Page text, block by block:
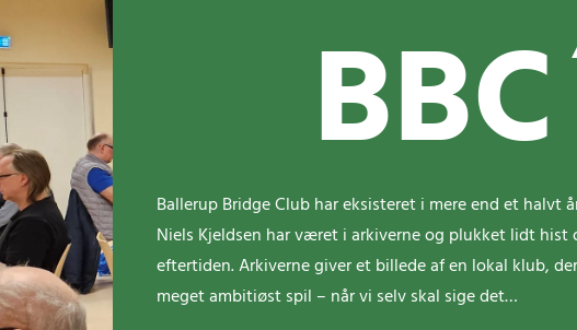
Ballerup Bridge Club har eksisteret i mere end et halvt
Niels Kjeldsen har været i arkiverne og plukket lidt
eftertiden. Arkiverne giver et billede af en lokal klub,
meget ambitiøst spil – når vi selv skal sige det…